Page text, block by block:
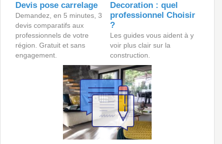
Devis pose carrelage
Demandez, en 5 minutes, 3
devis comparatifs aux
professionnels de votre
région. Gratuit et sans
engagement.
Decoration : quel
professionnel Choisir
?
Les guides vous aident à y
voir plus clair sur la
construction.